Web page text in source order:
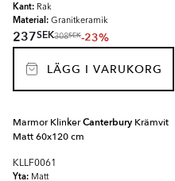
Kant: Rak
Material: Granitkeramik
237SEK308SEK-23%
LÄGG I VARUKORG
Marmor KlinkerCanterbury Krämvit
Matt 60x120 cm
KLLF0061
Yta: Matt